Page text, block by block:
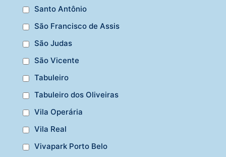
Santo Antônio
São Francisco de Assis
São Judas
São Vicente
Tabuleiro
Tabuleiro dos Oliveiras
Vila Operária
Vila Real
Vivapark Porto Belo